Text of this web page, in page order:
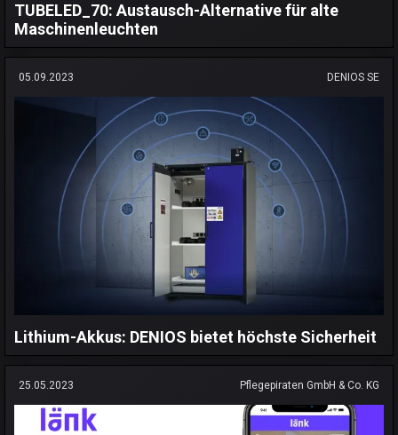
TUBELED_70: Austausch-Alternative für alte
Maschinenleuchten
05.09.2023 DENIOS SE
Lithium-Akkus: DENIOS bietet höchste Sicherheit
25.05.2023 Pflegepiraten GmbH & Co. KG